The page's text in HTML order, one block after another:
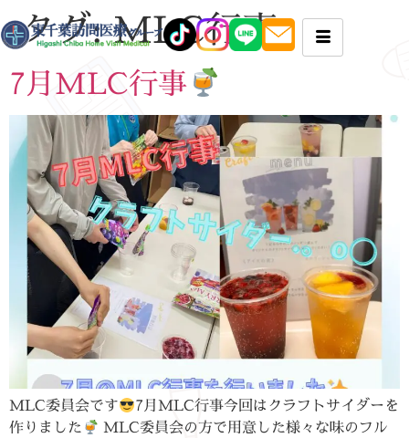
タグ:MLC行事
7月MLC行事
MLC委員会です
7月MLC行事今回はクラフトサイダーを
作りました
MLC委員会の方で用意した様々な味のフル